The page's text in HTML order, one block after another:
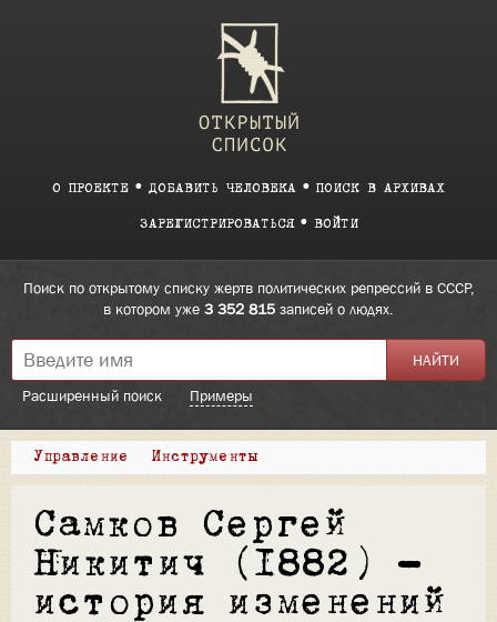
О ПРОЕКТЕ ДОБАВИТЬ ЧЕЛОВЕКА ПОИСК В АРХИВАХ
ЗАРЕГИСТРИРОВАТЬСЯ ВОЙТИ
Поиск по открытому списку жертв политических репрессий в СССР,
в котором уже 3 352 815 записей о людях.
Расширенный поиск Примеры
Управление Инструменты
Самков Сергей
Никитич (1882) —
история изменений